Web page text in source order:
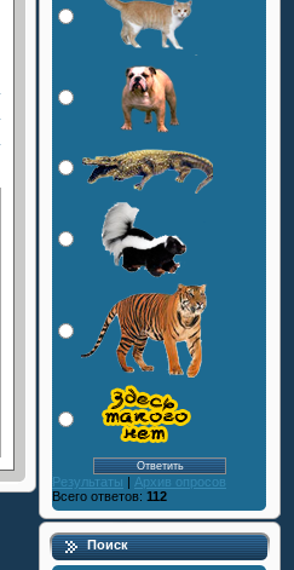
Результаты | Архив опросов
Всего ответов: 112
Поиск